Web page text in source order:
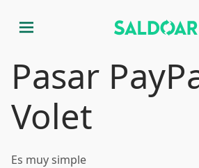
menu
Pasar
Volet
Es muy simple